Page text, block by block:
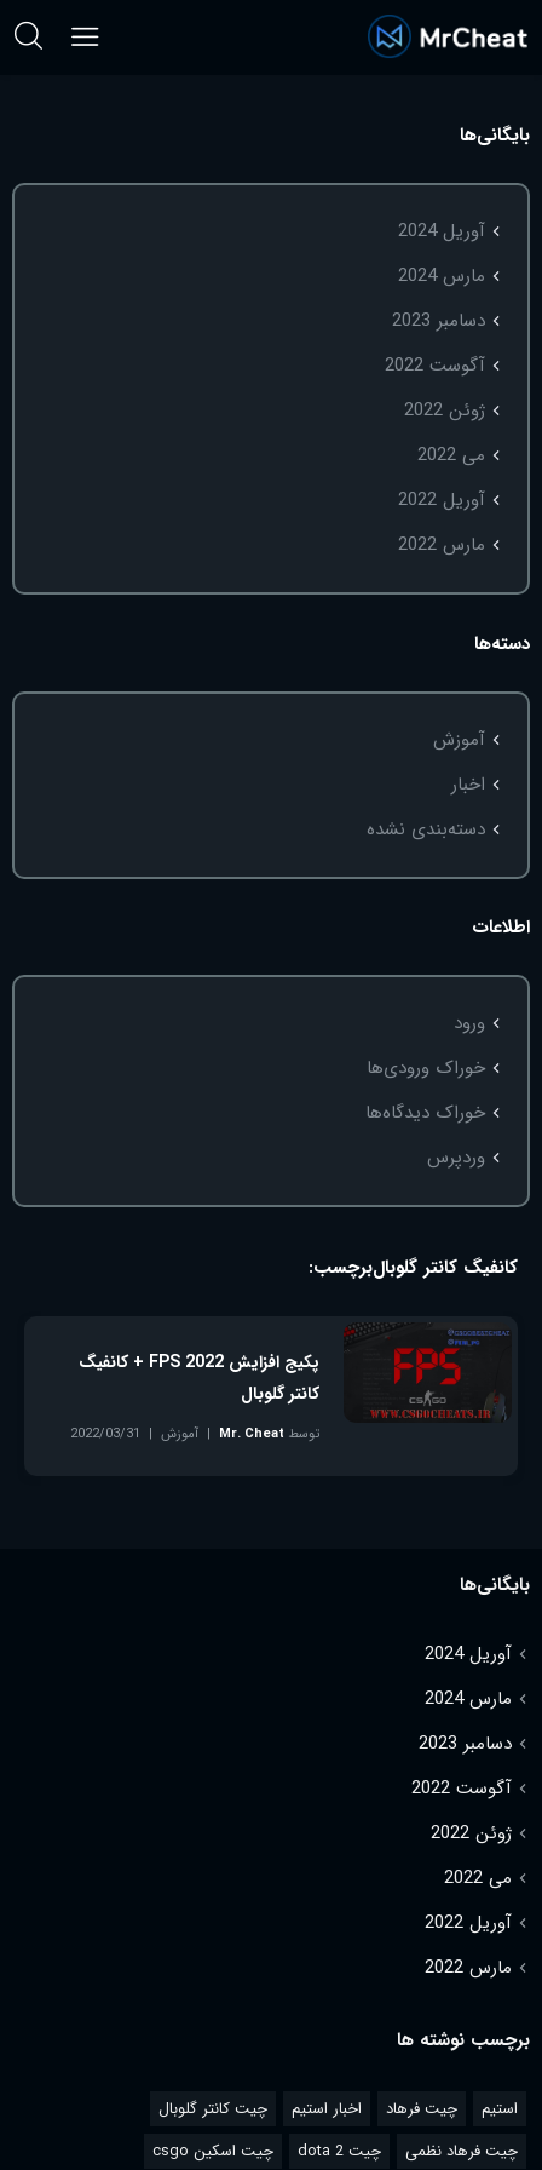
بایگانی‌ها
آوریل 2024
مارس 2024
دسامبر 2023
آگوست 2022
ژوئن 2022
می 2022
آوریل 2022
مارس 2022
دسته‌ها
آموزش
اخبار
دسته‌بندی نشده
اطلاعات
ورود
خوراک ورودی‌ها
خوراک دیدگاه‌ها
وردپرس
برچسب:کانفیگ کانتر گلوبال
پکیج افزایش FPS 2022 + کانفیگ
کانتر گلوبال
توسط Mr. Cheat آموزش
2022/03/31
بایگانی‌ها
آوریل 2024
مارس 2024
دسامبر 2023
آگوست 2022
ژوئن 2022
می 2022
آوریل 2022
مارس 2022
برچسب نوشته ها
استیم چیت فرهاد اخبار استیم
چیت کانتر گلوبال
چیت فرهاد نظمی
چیت dota 2 چیت اسکین csgo